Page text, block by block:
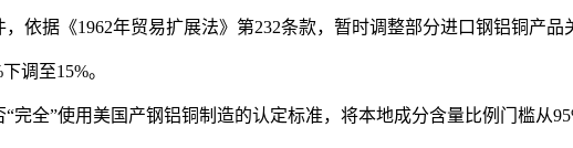
据《1962年贸易扩展法》第232条款，暂时调整部分进口钢铝铜产品
调至15%。
”使用美国产钢铝铜制造的认定标准，将本地成分含量比例门槛从